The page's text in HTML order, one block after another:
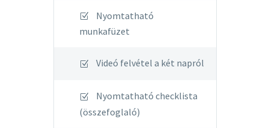
Nyomtatható
munkafüzet
Videó felvétel a két napról
Nyomtatható checklista
(összefoglaló)